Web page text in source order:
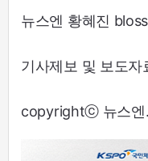
뉴스엔 황혜진
기사제보 및 보도
copyrightⓒ 뉴스엔.